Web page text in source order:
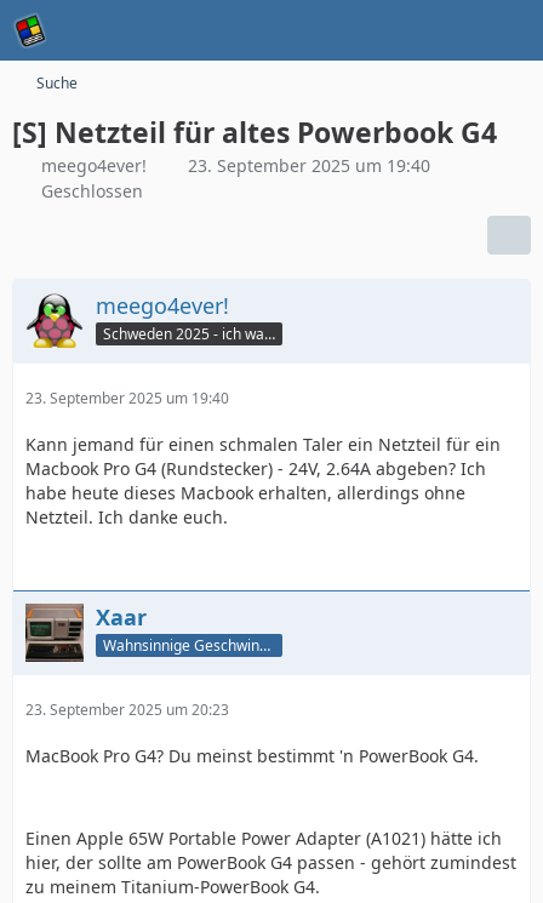
Suche
[S] Netzteil für altes Powerbook G4
meego4ever!
23. September 2025 um 19:40
Geschlossen
meego4ever!
Schweden 2025 - ich war da :seufz:
23. September 2025 um 19:40
Kann jemand für einen schmalen Taler ein Netzteil für ein
Macbook Pro G4 (Rundstecker) - 24V, 2.64A abgeben? Ich
habe heute dieses Macbook erhalten, allerdings ohne
Netzteil. Ich danke euch.
Xaar
Wahnsinnige Geschwindigkeit - und los!
23. September 2025 um 20:23
MacBook Pro G4? Du meinst bestimmt 'n PowerBook G4.
Einen Apple 65W Portable Power Adapter (A1021) hätte ich
hier, der sollte am PowerBook G4 passen - gehört zumindest
zu meinem Titanium-PowerBook G4.